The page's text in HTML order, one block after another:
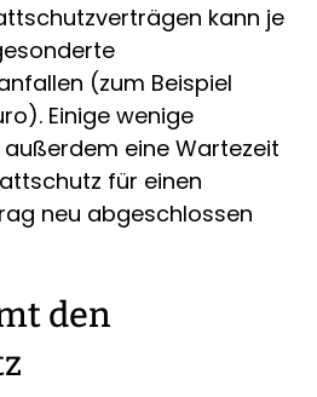
kann je
(zum Beispiel
Einige wenige
eine Wartezeit
für einen
neu abgeschlossen
den